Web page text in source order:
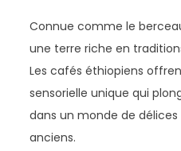
Connue comme le
une terre riche en
Les cafés éthiopiens
sensorielle unique qui
dans un monde de
anciens.